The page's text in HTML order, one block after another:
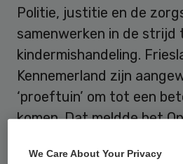
Politie, justitie en de
samenwerken in de strijd
kindermishandeling.
Kennemerland zijn
‘proeftuin’ om tot een
komen. Dat meldde het
We Care About Your Privacy